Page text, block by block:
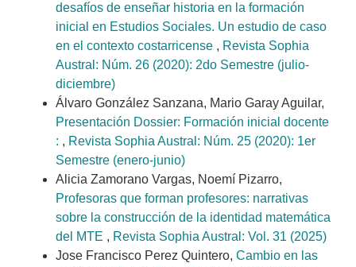
desafíos de enseñar historia en la formación
inicial en Estudios Sociales. Un estudio de caso
en el contexto costarricense , Revista Sophia
Austral: Núm. 26 (2020): 2do Semestre (julio-
diciembre)
Álvaro González Sanzana, Mario Garay Aguilar,
Presentación Dossier: Formación inicial docente
: , Revista Sophia Austral: Núm. 25 (2020): 1er
Semestre (enero-junio)
Alicia Zamorano Vargas, Noemí Pizarro,
Profesoras que forman profesores: narrativas
sobre la construcción de la identidad matemática
del MTE , Revista Sophia Austral: Vol. 31 (2025)
Jose Francisco Perez Quintero, Cambio en las